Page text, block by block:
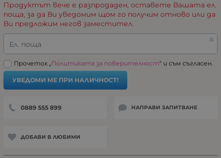
Продуктът вече е разпродаден, оставете Вашата ел.
поща, за да Ви уведомим щом го получим отново или да
Ви предложим негов заместител.
Ел. поща
Прочетох „Политиката за поверителност“ и съм съгласен.
УВЕДОМИ МЕ ПРИ НАЛИЧНОСТ!
0889 555 899 НАПРАВИ ЗАПИТВАНЕ
ДОБАВИ В ЛЮБИМИ